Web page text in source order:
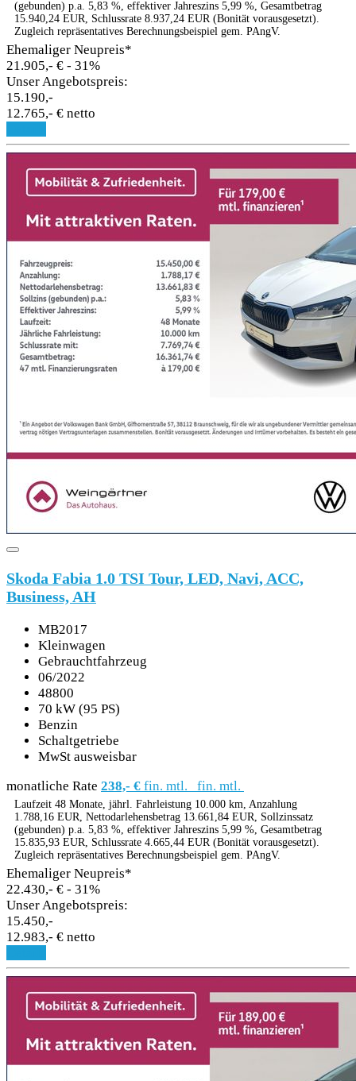
(gebunden) p.a. 5,83 %, effektiver Jahreszins 5,99 %, Gesamtbetrag
15.940,24 EUR, Schlussrate 8.937,24 EUR (Bonität vorausgesetzt).
Zugleich repräsentatives Berechnungsbeispiel gem. PAngV.
Ehemaliger Neupreis*
21.905,- € - 31%
Unser Angebotspreis:
15.190,-
12.765,- € netto
Skoda Fabia 1.0 TSI Tour, LED, Navi, ACC,
Business, AH
MB2017
Kleinwagen
Gebrauchtfahrzeug
06/2022
48800
70 kW (95 PS)
Benzin
Schaltgetriebe
MwSt ausweisbar
monatliche Rate 238,- € fin. mtl. fin. mtl.
Laufzeit 48 Monate, jährl. Fahrleistung 10.000 km, Anzahlung
1.788,16 EUR, Nettodarlehensbetrag 13.661,84 EUR, Sollzinssatz
(gebunden) p.a. 5,83 %, effektiver Jahreszins 5,99 %, Gesamtbetrag
15.835,93 EUR, Schlussrate 4.665,44 EUR (Bonität vorausgesetzt).
Zugleich repräsentatives Berechnungsbeispiel gem. PAngV.
Ehemaliger Neupreis*
22.430,- € - 31%
Unser Angebotspreis:
15.450,-
12.983,- € netto